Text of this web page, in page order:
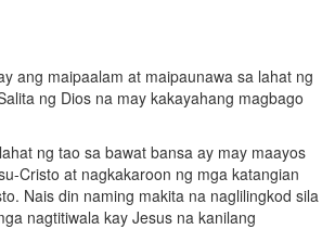
ang maipaalam at maipaunawa sa lahat ng
ng Dios na may kakayahang magbago
ng tao sa bawat bansa ay may maayos
Cristo at nagkakaroon ng mga katangian
Nais din naming makita na naglilingkod sila
nagtitiwala kay Jesus na kanilang